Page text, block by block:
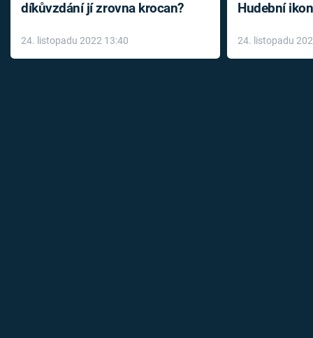
díkůvzdání jí zrovna krocan?
24. listopadu 2022 13:40
Hudební
léky
24. listopadu